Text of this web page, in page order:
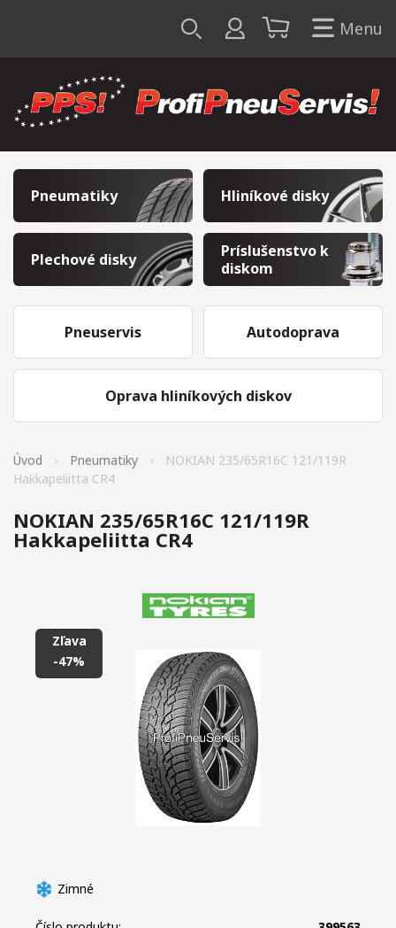
Menu
Pneumatiky Hliníkové disky
Plechové disky
Príslušenstvo k
diskom
Pneuservis
Oprava hliníkových diskov
Autodoprava
Úvod Pneumatiky
NOKIAN 235/65R16C 121/119R
Hakkapeliitta CR4
NOKIAN 235/65R16C 121/119R
Hakkapeliitta CR4
Zľava
-47%
Zimné